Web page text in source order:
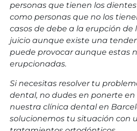
personas que tienen los
como personas que no los
casos de debe a la erupción de
juicio aunque existe una
puede provocar aunque estas
erupcionadas.
Si necesitas resolver tu
dental, no dudes en ponerte
nuestra clínica dental en
solucionemos tu situación con